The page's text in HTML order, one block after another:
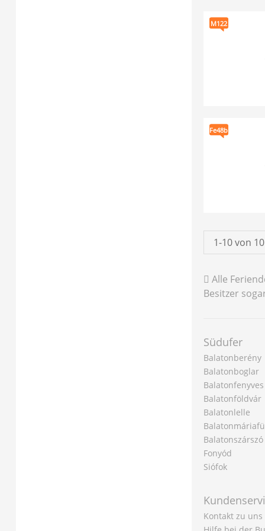
M122
Fe48b
1-10 von 10
Alle
Besitzer
Südufer
Balatonberény
Balatonboglar
Balatonfenyves
Balatonföldvár
Balatonlelle
Balatonszárszó
Fonyód
Siófok
Kontakt zu uns